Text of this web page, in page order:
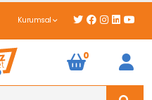
Kurumsal
0